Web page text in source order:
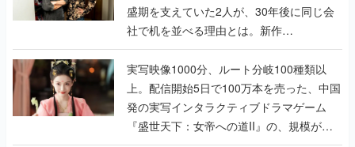
んだレジェンド2人に訊く開発秘話
実写映像1000分、ルート分岐100種類以
上。配信開始5日で100万本を売った、中国
発の実写インタラクティブドラマゲーム
『盛世天下：女帝への道II』の、規模が違
うこだわりをプロデューサーに聞いた
半年でアプリストアをオープン？ スマホア
プリの“代替ストア”として、わずか6ヵ月で
国内向けローンチを行った発見型ストア